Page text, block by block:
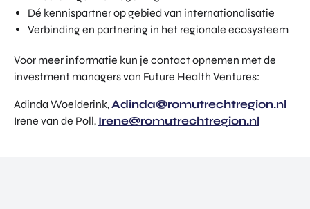
Dé kennispartner op gebied van internationalisatie
Verbinding en partnering in het regionale ecosysteem
Voor meer informatie kun je contact opnemen met de
investment managers van Future Health Ventures:
Adinda Woelderink,Adinda@romutrechtregion.nl
Irene van de Poll, Irene@romutrechtregion.nl